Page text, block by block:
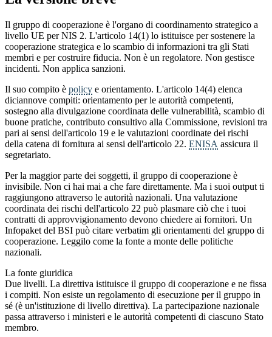
Il gruppo di cooperazione è l'organo di coordinamento strategico a
livello UE per NIS 2. L'articolo 14(1) lo istituisce per sostenere la
cooperazione strategica e lo scambio di informazioni tra gli Stati
membri e per costruire fiducia. Non è un regolatore. Non gestisce
incidenti. Non applica sanzioni.
Il suo compito è policy e orientamento. L'articolo 14(4) elenca
diciannove compiti: orientamento per le autorità competenti,
sostegno alla divulgazione coordinata delle vulnerabilità, scambio di
buone pratiche, contributo consultivo alla Commissione, revisioni tra
pari ai sensi dell'articolo 19 e le valutazioni coordinate dei rischi
della catena di fornitura ai sensi dell'articolo 22. ENISA assicura il
segretariato.
Per la maggior parte dei soggetti, il gruppo di cooperazione è
invisibile. Non ci hai mai a che fare direttamente. Ma i suoi output ti
raggiungono attraverso le autorità nazionali. Una valutazione
coordinata dei rischi dell'articolo 22 può plasmare ciò che i tuoi
contratti di approvvigionamento devono chiedere ai fornitori. Un
Infopaket del BSI può citare verbatim gli orientamenti del gruppo di
cooperazione. Leggilo come la fonte a monte delle politiche
nazionali.
La fonte giuridica
Due livelli. La direttiva istituisce il gruppo di cooperazione e ne fissa
i compiti. Non esiste un regolamento di esecuzione per il gruppo in
sé (è un'istituzione di livello direttiva). La partecipazione nazionale
passa attraverso i ministeri e le autorità competenti di ciascuno Stato
membro.